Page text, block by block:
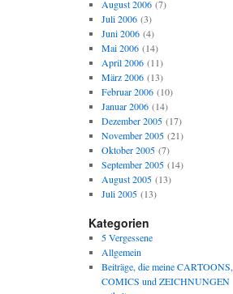
August 2006(7)
Juli 2006(3)
Juni 2006(4)
Mai 2006(14)
April 2006(11)
März 2006(13)
Februar 2006(10)
Januar 2006(14)
Dezember 2005(17)
November 2005(21)
Oktober 2005(7)
September 2005(14)
August 2005(13)
Juli 2005(13)
Kategorien
5 Vergessene
Allgemein
Beiträge, die meine CARTOONS,
COMICS und ZEICHNUNGEN